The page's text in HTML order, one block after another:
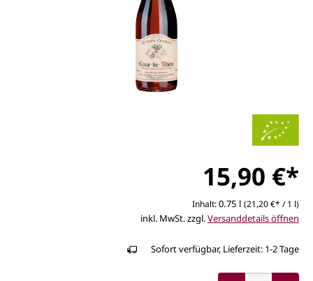
15,90 €*
Inhalt:0.75 l (21,20 €* / 1 l)
inkl. MwSt. zzgl.Versanddetails öffnen
Sofort verfügbar, Lieferzeit: 1-2 Tage